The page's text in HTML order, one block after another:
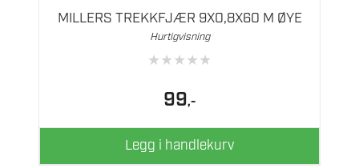
MILLERS TREKKFJÆR 9X0,8X60 M ØYE
Hurtigvisning
★★★★★
99,-
Legg i handlekurv